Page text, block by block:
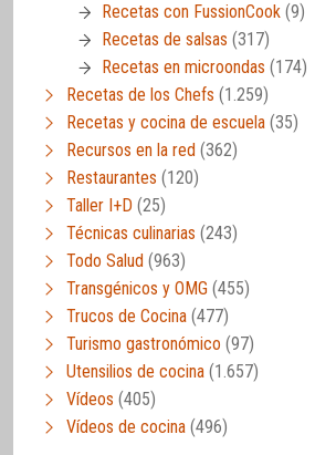
Recetas con FussionCook (9)
Recetas de salsas (317)
Recetas en microondas (174)
Recetas de los Chefs (1.259)
Recetas y cocina de escuela (35)
Recursos en la red (362)
Restaurantes (120)
Taller I+D (25)
Técnicas culinarias (243)
Todo Salud (963)
Transgénicos y OMG (455)
Trucos de Cocina (477)
Turismo gastronómico (97)
Utensilios de cocina (1.657)
Vídeos (405)
Vídeos de cocina (496)